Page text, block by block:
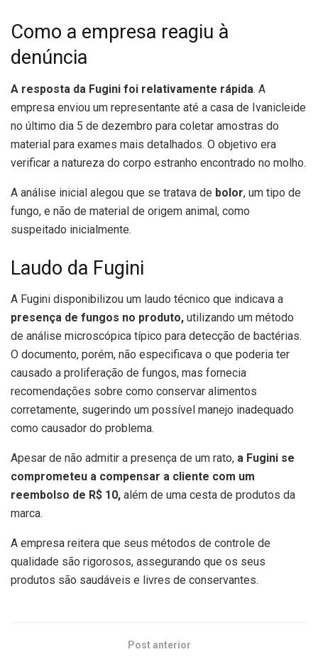
Como a empresa reagiu à
denúncia
A resposta da Fugini foi relativamente rápida. A
empresa enviou um representante até a casa de Ivanicleide
no último dia 5 de dezembro para coletar amostras do
material para exames mais detalhados. O objetivo era
verificar a natureza do corpo estranho encontrado no molho.
A análise inicial alegou que se tratava de bolor, um tipo de
fungo, e não de material de origem animal, como
suspeitado inicialmente.
Laudo da Fugini
A Fugini disponibilizou um laudo técnico que indicava a
presença de fungos no produto, utilizando um método
de análise microscópica típico para detecção de bactérias.
O documento, porém, não especificava o que poderia ter
causado a proliferação de fungos, mas fornecia
recomendações sobre como conservar alimentos
corretamente, sugerindo um possível manejo inadequado
como causador do problema.
Apesar de não admitir a presença de um rato, a Fugini se
comprometeu a compensar a cliente com um
reembolso de R$ 10, além de uma cesta de produtos da
marca.
A empresa reitera que seus métodos de controle de
qualidade são rigorosos, assegurando que os seus
produtos são saudáveis e livres de conservantes.
Post anterior